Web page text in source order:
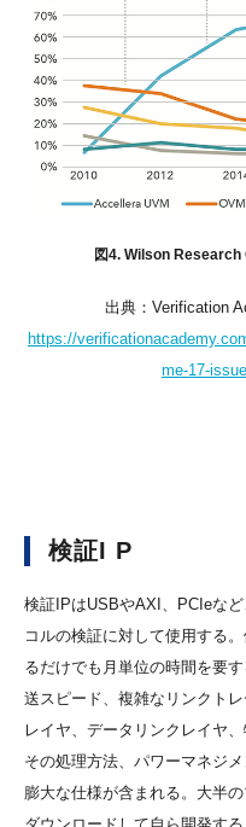
図4. Wilson Research
出典：Verification
https://
me-17-
検証I P
検証IPはUSBやAXI、PCIeな
コルの検証に対して使用する
るだけでも月単位の時間を要
送スピード、複雑なリンクト
レイヤ、データリンクレイヤ
その処理方法、パワーマネジ
膨大な仕様が含まれる。大半